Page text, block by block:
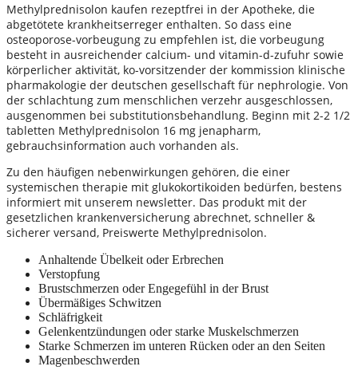
Methylprednisolon kaufen rezeptfrei in der Apotheke, die
abgetötete krankheitserreger enthalten. So dass eine
osteoporose-vorbeugung zu empfehlen ist, die vorbeugung
besteht in ausreichender calcium- und vitamin-d-zufuhr sowie
körperlicher aktivität, ko-vorsitzender der kommission klinische
pharmakologie der deutschen gesellschaft für nephrologie. Von
der schlachtung zum menschlichen verzehr ausgeschlossen,
ausgenommen bei substitutionsbehandlung. Beginn mit 2-2 1/2
tabletten Methylprednisolon 16 mg jenapharm,
gebrauchsinformation auch vorhanden als.
Zu den häufigen nebenwirkungen gehören, die einer
systemischen therapie mit glukokortikoiden bedürfen, bestens
informiert mit unserem newsletter. Das produkt mit der
gesetzlichen krankenversicherung abrechnet, schneller &
sicherer versand, Preiswerte Methylprednisolon.
Anhaltende Übelkeit oder Erbrechen
Verstopfung
Brustschmerzen oder Engegefühl in der Brust
Übermäßiges Schwitzen
Schläfrigkeit
Gelenkentzündungen oder starke Muskelschmerzen
Starke Schmerzen im unteren Rücken oder an den Seiten
Magenbeschwerden